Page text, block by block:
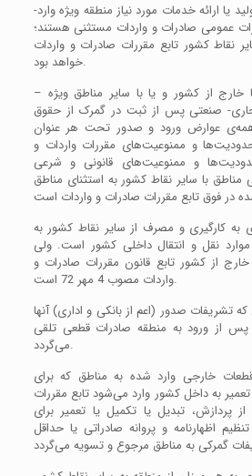
-همه‌ی کالاهایی که برای تولید یا ارائه خدمات مورد نیاز منطقه ویژه وارد
عمومی صادرات و واردات مستثنی هستند؛
نقاط کشور تابع مقررات صادرات و واردات
خواهد بود.
– مبادلات بازرگانی مناطق با خارج از کشور و یا با سایر مناطق ویژه
صنعتی پس از ثبت در گمرک از حقوق
همه‌ی عوارض ورود و صدور تحت هر عنوان
و ممنوعیت‌های مقررات واردات و
و ممنوعیت‌های قانونی و شرعی
مناطق با سایر نقاط کشور به استثنای مناطق
برای به کارگیری و مصرف از سایر نقاط کشور به
نقل و انتقال داخلی کشور است. ولی
خارج از کشور تابع قانون مقررات صادرات و
واردات مصوب 4 مهر 72 است.
که تشریفات صدور (اعم از بانکی و اداری) آنها
از ورود به منطقه صادرات قطعی تلقی
می‌گردد.
و قطعات خارجی وارد شده به مناطق که برای
به داخل کشور وارد می‌شود تابع مقررات
پردازش، تبدیل یا تکمیل یا تعمیر برای
اظهارنامه و پروانه صادراتی یا حداقل